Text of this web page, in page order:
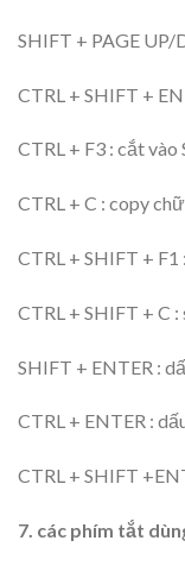
SHIFT + PAGE UP/
CTRL + SHIFT +
CTRL + F3 : cắt vào
CTRL + C : copy
CTRL + SHIFT + F1
CTRL + SHIFT + C :
SHIFT + ENTER :
CTRL + ENTER :
CTRL + SHIFT
7. các phím tắt